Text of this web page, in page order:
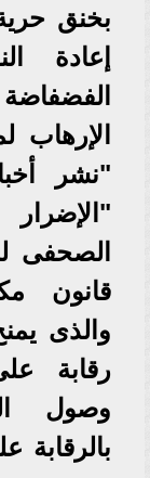
بخنق
إعادة
الإرهاب
"نشر
الصحفى
قانون
والذى
رقابة
وصول
بالرقابة